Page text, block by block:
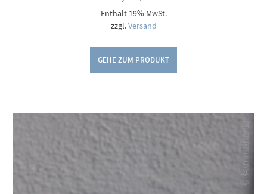
Enthält 19% MwSt.
zzgl.Versand
GEHE ZUM PRODUKT